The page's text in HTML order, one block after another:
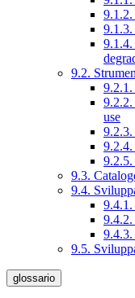
9.1.2.
9.1.4.
9.2.
9.2.1.
use
9.2.3.
9.2.5.
9.3.
9.4.
9.5.
glossario